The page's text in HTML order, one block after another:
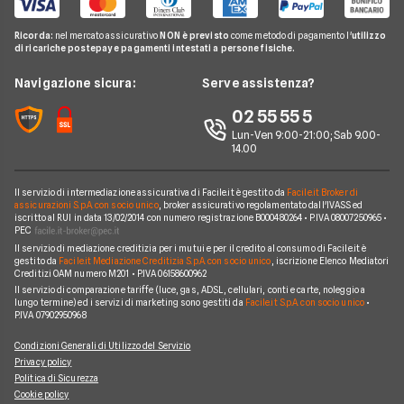
Reclami
Mappa del sito
Facile.it Club
Lavora in Facile.it
Notizie Assicurazioni
Consolidamento Debiti
Migliori Prestiti
Notizie Finanziamenti
Notizie Investimenti
Notizie Trading
Pompa di calore
Notizie Luce e gas
Offerte Internet Mobile
Offerte Telefonia Mobile Partita Iva
Notizie Telefonia Mobile
Notizie TV a pagamento
Noleggio Lungo Termine Senza Anticipo
Noleggio Lungo Termine Auto Usate
Noleggio Lungo Termine Auto Elettriche
Notizie noleggio
Ricorda: nel mercato assicurativo NON è previsto come metodo di pagamento l'utilizzo
di ricariche postepay e pagamenti intestati a persone fisiche.
Navigazione sicura: Serve assistenza?
02 55 55 5
Lun-Ven 9:00-21:00; Sab 9.00-
14.00
Il servizio di intermediazione assicurativa di Facile.it è gestito da Facile.it Broker di
assicurazioni S.p.A. con socio unico, broker assicurativo regolamentato dall'IVASS ed
iscritto al RUI in data 13/02/2014 con numero registrazione B000480264 • P.IVA 08007250965 •
PEC
Il servizio di mediazione creditizia per i mutui e per il credito al consumo di Facile.it è
gestito da Facile.it Mediazione Creditizia S.p.A. con socio unico , iscrizione Elenco Mediatori
Creditizi OAM numero M201 • P.IVA 06158600962
Il servizio di comparazione tariffe (luce, gas, ADSL, cellulari, conti e carte, noleggio a
lungo termine) ed i servizi di marketing sono gestiti da Facile.it S.p.A. con socio unico•
P.IVA 07902950968
Condizioni Generali di Utilizzo del Servizio
Privacy policy
Politica di Sicurezza
Cookie policy